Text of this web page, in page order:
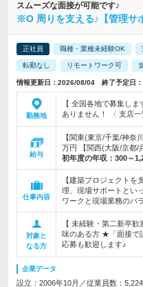
スムーズな面接が可能です♪
※O 周りを支える♪【管理サ
正社員 職種・業種未経験OK
転勤なし リモートワーク可
情報更新日：2026/08/04 終了予定日
勤務地
【 全国各地で募集し
ありません！ 〈 支店
給与
【関東(東京/千葉/神奈
万円 【関西(大阪/京都/
初年度の年収： 300～
仕事内容
【建築プロジェクトを
理、現場サポートとい
ワークと現場業務のバ
対象と
なる方
【 未経験・第二新卒
味のある方 ★「面接で
応募も歓迎します♪
企業データ
設立：2006年10月／従業員数：